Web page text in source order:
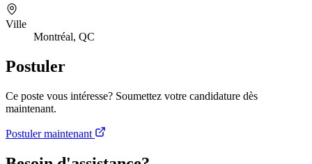
Ville
Montréal, QC
Postuler
Ce poste vous intéresse? Soumettez votre candidature dès
maintenant.
Postuler maintenant